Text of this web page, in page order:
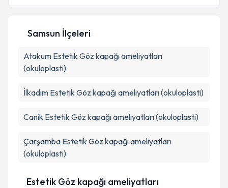
Metni'ni okudum ve kişisel verilerimin belirtilen
kapsamda işlenmesini kabul ediyorum.
Takvim Talebini Gönder
Samsun İlçeleri
Atakum Estetik Göz kapağı ameliyatları
(okuloplasti)
İlkadım Estetik Göz kapağı ameliyatları (okuloplasti)
Canik Estetik Göz kapağı ameliyatları (okuloplasti)
Çarşamba Estetik Göz kapağı ameliyatları
(okuloplasti)
Estetik Göz kapağı ameliyatları